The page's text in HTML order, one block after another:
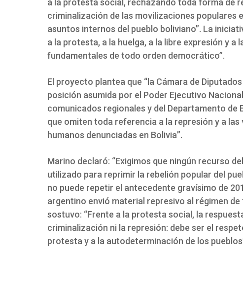
a la protesta social, rechazando toda forma de
criminalización de las movilizaciones populares
asuntos internos del pueblo boliviano”. La
a la protesta, a la huelga, a la libre expresión y a
fundamentales de todo orden democrático”.
El proyecto plantea que “la Cámara de
posición asumida por el Poder Ejecutivo
comunicados regionales y del Departamento de
que omiten toda referencia a la represión y a
humanos denunciadas en Bolivia”.
Marino declaró: “Exigimos que ningún recurso
utilizado para reprimir la rebelión popular del
no puede repetir el antecedente gravísimo de
argentino envió material represivo al régimen de
sostuvo: “Frente a la protesta social, la
criminalización ni la represión: debe ser el
protesta y a la autodeterminación de los